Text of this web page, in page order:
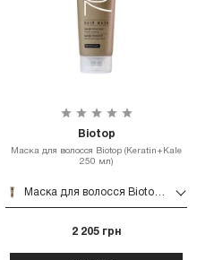
Biotop
Маска для волосся Biotop (Keratin+Kale
250 мл)
2 205 грн